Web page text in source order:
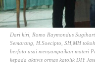
Dari kiri, Romo Raymondus
Semarang, H.Soecipto, SH,MH
berfoto usai menyampaikan materi
kepada aktivis ormas katolik DIY